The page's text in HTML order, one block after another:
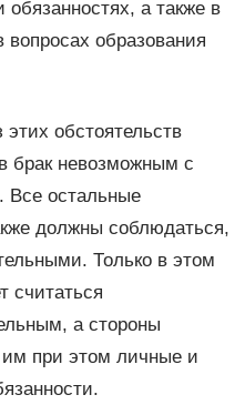
обязанностях, а также в
образования
обстоятельств
брак невозможным с
Все остальные
должны соблюдаться,
Только в этом
считаться
а стороны
при этом личные и